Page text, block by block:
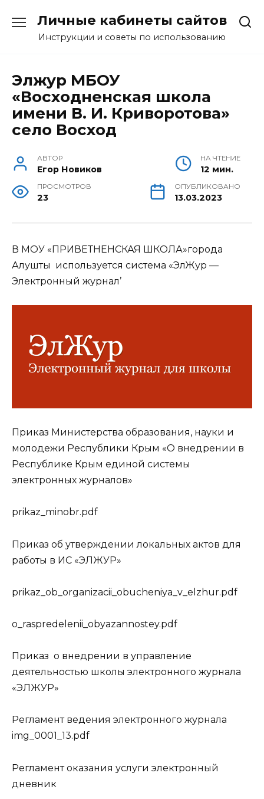
содержанию
Личные кабинеты сайтов
Инструкции и советы по использованию
Элжур МБОУ
«Восходненская школа
имени В. И. Криворотова»
село Восход
АВТОР
Егор Новиков
НА ЧТЕНИЕ
12 мин.
ПРОСМОТРОВ
23
ОПУБЛИКОВАНО
13.03.2023
В МОУ «ПРИВЕТНЕНСКАЯ ШКОЛА»города
Алушты используется система «ЭлЖур —
Электронный журнал’
Приказ Министерства образования, науки и
молодежи Республики Крым «О внедрении в
Республике Крым единой системы
электронных журналов»
prikaz_minobr.pdf
Приказ об утверждении локальных актов для
работы в ИС «ЭЛЖУР»
prikaz_ob_organizacii_obucheniya_v_elzhur.pdf
o_raspredelenii_obyazannostey.pdf
Приказ о внедрении в управление
деятельностью школы электронного журнала
«ЭЛЖУР»
Регламент ведения электронного журнала
img_0001_13.pdf
Регламент оказания услуги электронный
дневник